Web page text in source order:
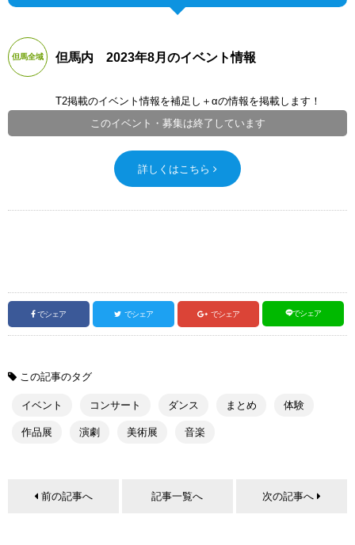
但馬全域 但馬内 2023年8月のイベント情報
T2掲載のイベント情報を補足し＋αの情報を掲載します！
このイベント・募集は終了しています
詳しくはこちら
でシェア でシェア でシェア でシェア
この記事のタグ
イベント コンサート ダンス まとめ 体験
作品展 演劇 美術展 音楽
前の記事へ 記事一覧へ 次の記事へ